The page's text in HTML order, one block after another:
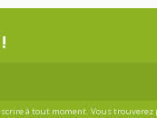
à tout moment. Vous trouverez